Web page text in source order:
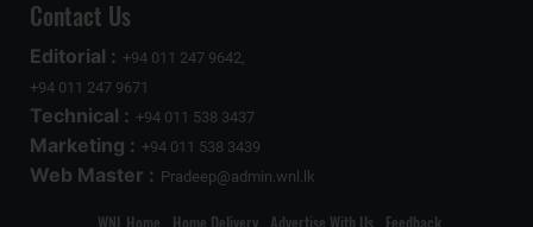
Contact Us
Editorial : +94 011 247 9642,
+94 011 247 9671
Technical : +94 011 538 3437
Marketing : +94 011 538 3439
Web Master : Pradeep@admin.wnl.lk
WNL Home Home Delivery Advertise With Us Feedback